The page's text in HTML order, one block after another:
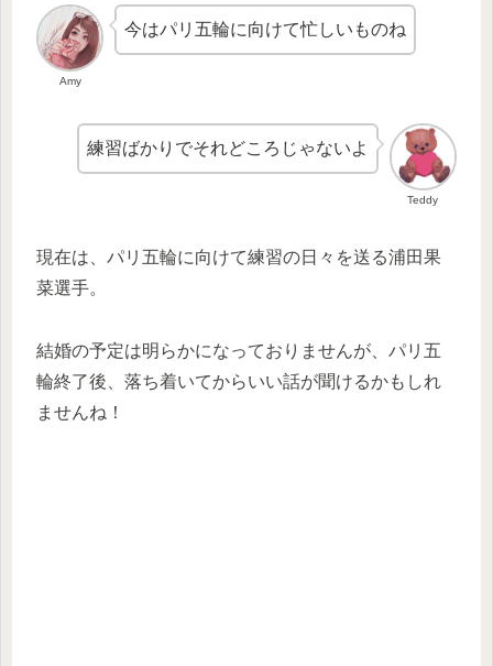
Amy
今はパリ五輪に向けて忙しいものね
Teddy
練習ばかりでそれどころじゃないよ
現在は、パリ五輪に向けて練習の日々を送る浦田果
菜選手。
結婚の予定は明らかになっておりませんが、パリ五
輪終了後、落ち着いてからいい話が聞けるかもしれ
ませんね！